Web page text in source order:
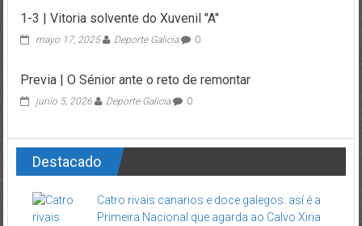
1-3 | Vitoria solvente do Xuvenil "A"
mayo 17, 2025 Deporte Galicia 0
Previa | O Sénior ante o reto de remontar
junio 5, 2026 Deporte Galicia 0
Destacado
Catro rivais canarios e doce galegos: así é a
Primeira Nacional que agarda ao Calvo Xiria